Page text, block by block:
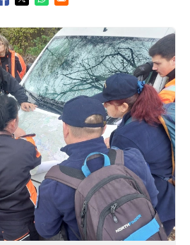
Opens in a new window
Opens in a new window
Opens in a new window